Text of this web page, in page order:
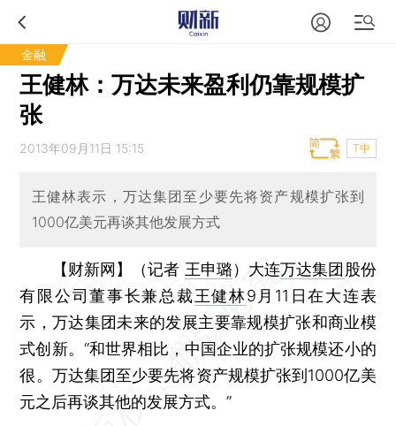
金融
王健林：万达未来盈利仍靠规模扩
张
2013年09月11日 15:15 T中
王健林表示，万达集团至少要先将资产规模扩张到
1000亿美元再谈其他发展方式
【财新网】（记者 王申璐） 大连万达集团 股份
有限公司董事长兼总裁王健林9月11日在大连表
示，万达集团未来的发展主要靠规模扩张和商业模
式创新。“和世界相比，中国企业的扩张规模还小的
很。万达集团至少要先将资产规模扩张到1000亿美
元之后再谈其他的发展方式。”